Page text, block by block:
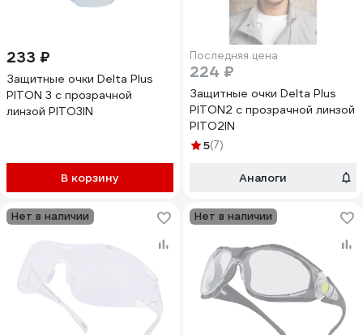
233 ₽
Защитные очки Delta Plus
PITON 3 с прозрачной
линзой PITO3IN
В корзину
Последняя цена
224 ₽
Защитные очки Delta Plus
PITON2 с прозрачной линзой
PITO2IN
5(7)
Аналоги
Нет в наличии Нет в наличии